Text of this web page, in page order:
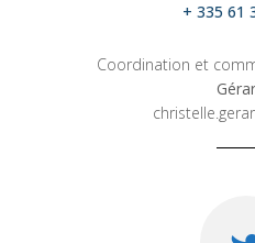
+ 335 61
Coordination et